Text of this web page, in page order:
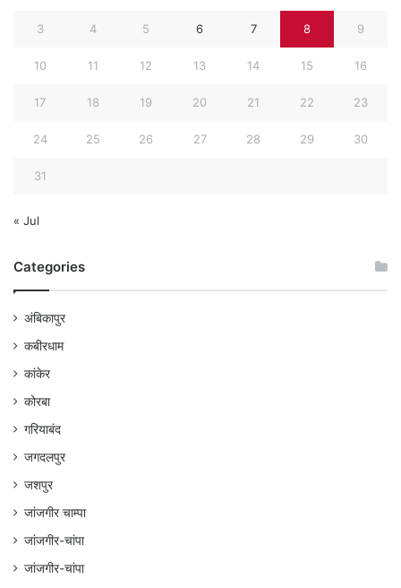
3 4 5 6 7 8 9
10 11 12 13 14 15 16
17 18 19 20 21 22 23
24 25 26 27 28 29 30
31
« Jul
Categories
अंबिकापुर
कबीरधाम
कांकेर
कोरबा
गरियाबंद
जगदलपुर
जशपुर
जांजगीर चाम्पा
जांजगीर-चांपा
जांजगीर-चांपा